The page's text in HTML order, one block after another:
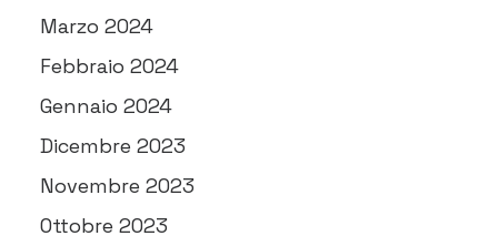
Marzo 2024
Febbraio 2024
Gennaio 2024
Dicembre 2023
Novembre 2023
Ottobre 2023